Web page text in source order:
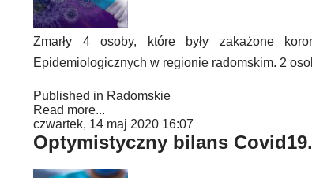
Zmarły 4 osoby, które były zakażone
Epidemiologicznych w regionie radomskim. 2
Published in Radomskie
Read more...
czwartek, 14 maj 2020 16:07
Optymistyczny bilans